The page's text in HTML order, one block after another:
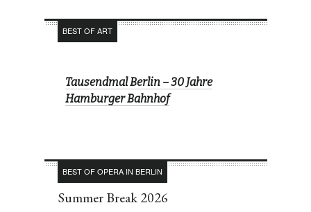
BEST OF ART
Tausendmal Berlin – 30 Jahre
Hamburger Bahnhof
BEST OF OPERA IN BERLIN
Summer Break 2026